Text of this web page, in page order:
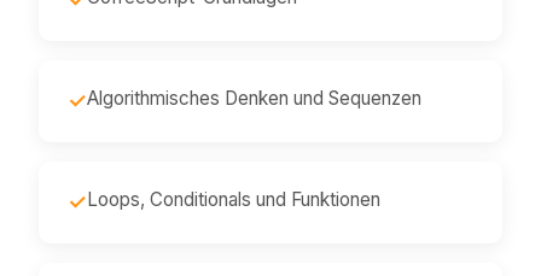
✓Algorithmisches Denken und Sequenzen
✓ Loops, Conditionals und Funktionen